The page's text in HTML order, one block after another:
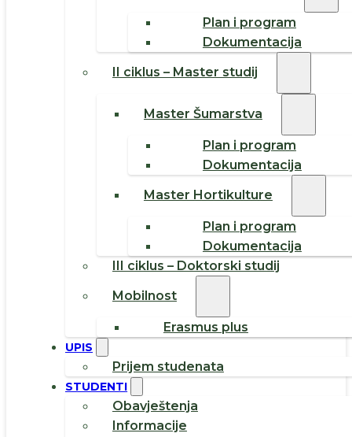
Plan i program
Dokumentacija
II ciklus – Master studij
Master Šumarstva
Plan i program
Dokumentacija
Master Hortikulture
Plan i program
Dokumentacija
III ciklus – Doktorski studij
Mobilnost
Erasmus plus
UPIS
Prijem studenata
STUDENTI
Obavještenja
Informacije